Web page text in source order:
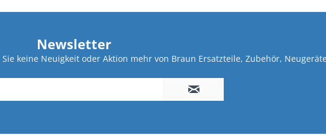
Newsletter
keine Neuigkeit oder Aktion mehr von Braun Ersatzteile, Zubehör,